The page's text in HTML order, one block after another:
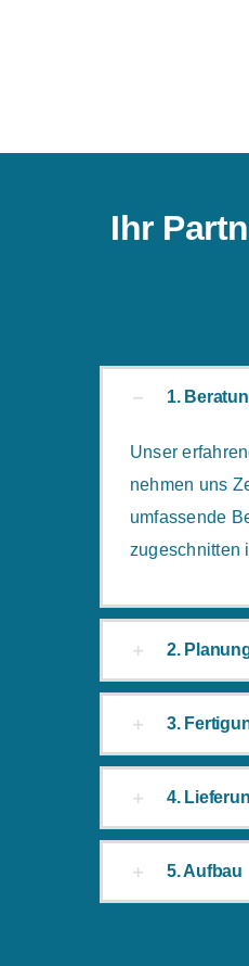
Ihr
1.
Unser
nehmen uns
umfassende
zugeschnitten
2.
3.
4.
5. Aufbau